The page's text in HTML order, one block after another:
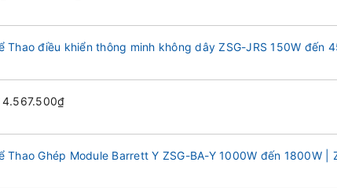
Thao điều khiển thông minh không dây ZSG-JRS 150W đến
Thao Ghép Module Barrett Y ZSG-BA-Y 1000W đến 1800W |